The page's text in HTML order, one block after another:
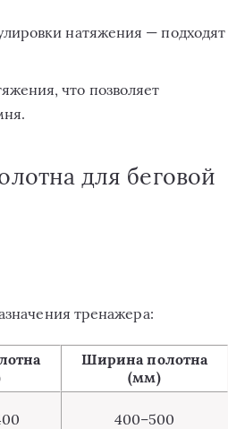
натяжения — подходят
что позволяет
для беговой
тренажера:
Ширина полотна
(мм)
400–500